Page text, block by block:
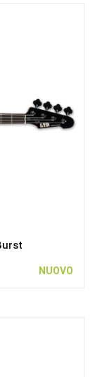
NUOVO